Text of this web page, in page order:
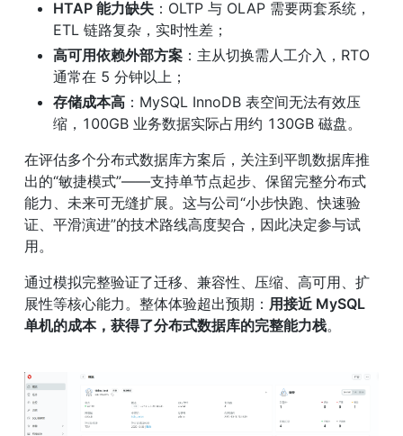
HTAP 能力缺失 ：OLTP 与 OLAP 需要两套系统，
ETL 链路复杂，实时性差；
高可用依赖外部方案 ：主从切换需人工介入，RTO
通常在 5 分钟以上；
存储成本高 ：MySQL InnoDB 表空间无法有效压
缩，100GB 业务数据实际占用约 130GB 磁盘。
在评估多个分布式数据库方案后，关注到平凯数据库推
出的“敏捷模式”——支持单节点起步、保留完整分布式
能力、未来可无缝扩展。这与公司“小步快跑、快速验
证、平滑演进”的技术路线高度契合，因此决定参与试
用。
通过模拟完整验证了迁移、兼容性、压缩、高可用、扩
展性等核心能力。整体体验超出预期： 用接近 MySQL
单机的成本，获得了分布式数据库的完整能力栈。